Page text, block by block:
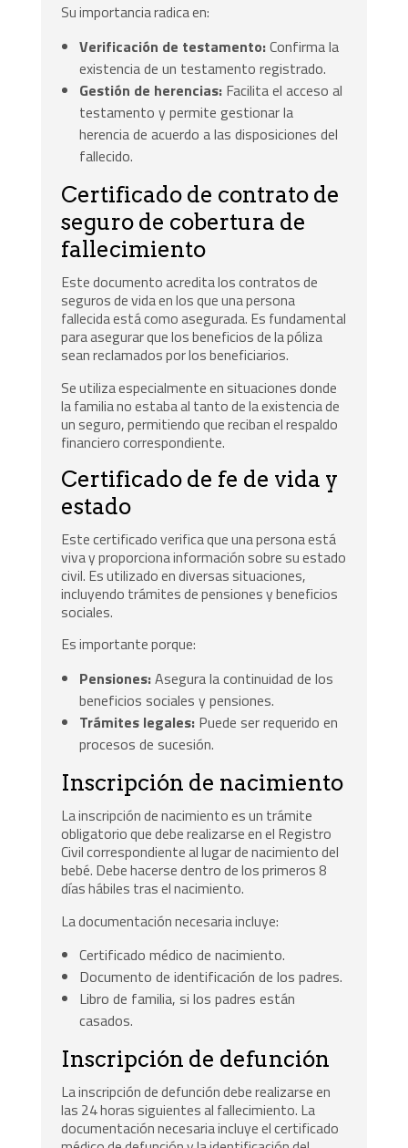
Su importancia radica en:
Verificación de testamento:Confirma la
existencia de un testamento registrado.
Gestión de herencias: Facilita el acceso al
testamento y permite gestionar la
herencia de acuerdo a las disposiciones del
fallecido.
Certificado de contrato de
seguro de cobertura de
fallecimiento
Este documento acredita los contratos de
seguros de vida en los que una persona
fallecida está como asegurada. Es fundamental
para asegurar que los beneficios de la póliza
sean reclamados por los beneficiarios.
Se utiliza especialmente en situaciones donde
la familia no estaba al tanto de la existencia de
un seguro, permitiendo que reciban el respaldo
financiero correspondiente.
Certificado de fe de vida y
estado
Este certificado verifica que una persona está
viva y proporciona información sobre su estado
civil. Es utilizado en diversas situaciones,
incluyendo trámites de pensiones y beneficios
sociales.
Es importante porque:
Pensiones:Asegura la continuidad de los
beneficios sociales y pensiones.
Trámites legales: Puede ser requerido en
procesos de sucesión.
Inscripción de nacimiento
La inscripción de nacimiento es un trámite
obligatorio que debe realizarse en el Registro
Civil correspondiente al lugar de nacimiento del
bebé. Debe hacerse dentro de los primeros 8
días hábiles tras el nacimiento.
La documentación necesaria incluye:
Certificado médico de nacimiento.
Documento de identificación de los padres.
Libro de familia, si los padres están
casados.
Inscripción de defunción
La inscripción de defunción debe realizarse en
las 24 horas siguientes al fallecimiento. La
documentación necesaria incluye el certificado